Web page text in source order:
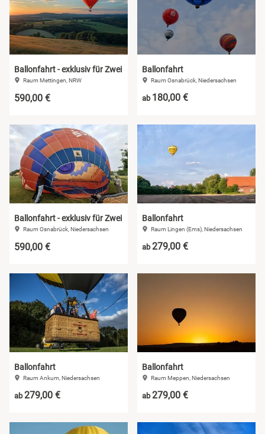
Ballonfahrt - exklusiv für Zwei
Raum Mettingen, NRW
590,00 €
Ballonfahrt
Raum Osnabrück, Niedersachsen
ab 180,00 €
Ballonfahrt - exklusiv für Zwei
Raum Osnabrück, Niedersachsen
590,00 €
Ballonfahrt
Raum Lingen (Ems), Niedersachsen
ab279,00 €
Ballonfahrt
Raum Ankum, Niedersachsen
ab279,00 €
Ballonfahrt
Raum Meppen, Niedersachsen
ab279,00 €